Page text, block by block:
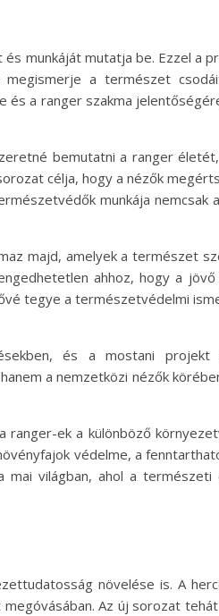
munkáját mutatja be. Ezzel a
a természet
a ranger szakma
bemutatni a ranger életét,
célja, hogy a nézők
munkája
majd, amelyek a természet
ahhoz, hogy a
tegye a természetvédelmi
és a mostani
a nemzetközi nézők
ek a különböző
védelme, a
mai világban, ahol a
növelése is. A
Az új sorozat